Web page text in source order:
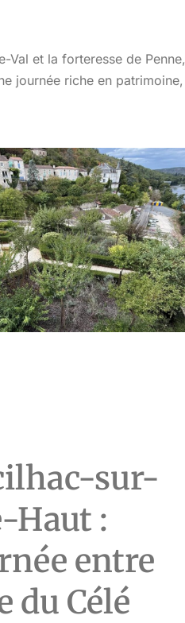
Val et la forteresse de Penne,
journée riche en patrimoine,
sur-
Haut :
entre
du Célé